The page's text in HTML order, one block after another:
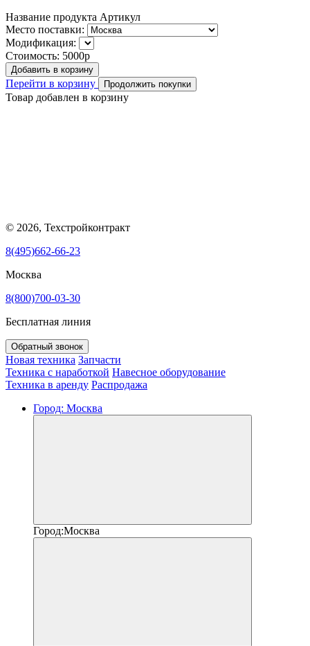
Название продукта Артикул
Место поставки:
Модификация:
Стоимость: 5000р
Добавить в корзину
Перейти в корзину Продолжить покупки
Товар добавлен в корзину
© 2026, Техстройконтракт
8(495)662-66-23
Москва
8(800)700-03-30
Бесплатная линия
Обратный звонок
Новая техника Запчасти
Техника с наработкой Навесное оборудование
Техника в аренду Распродажа
Город: Москва
Город:Москва